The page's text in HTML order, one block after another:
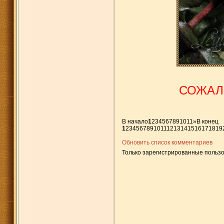
В начало1234567891011 »В конец
1234567891011 1213141516171819
Обновить список комментариев
Только зарегистрированные